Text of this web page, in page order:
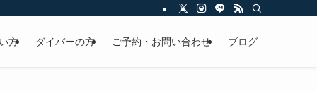
方 ダイバーの方 ご予約・お問い合わせ ブログ